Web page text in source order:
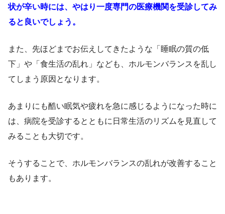
状が辛い時には、やはり一度専門の医療機関を受診してみ
ると良いでしょう。
また、先ほどまでお伝えしてきたような「睡眠の質の低
下」や「食生活の乱れ」なども、ホルモンバランスを乱し
てしまう原因となります。
あまりにも酷い眠気や疲れを急に感じるようになった時に
は、病院を受診するとともに日常生活のリズムを見直して
みることも大切です。
そうすることで、ホルモンバランスの乱れが改善すること
もあります。